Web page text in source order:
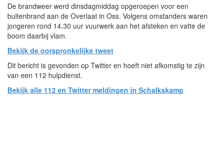
De brandweer werd dinsdagmiddag opgeroepen voor een
buitenbrand aan de Overlaat in Oss. Volgens omstanders waren
jongeren rond 14.30 uur vuurwerk aan het afsteken en vatte de
boom daarbij vlam.
Bekijk de oorspronkelijke tweet
Dit bericht is gevonden op Twitter en hoeft niet afkomstig te zijn
van een 112 hulpdienst.
Bekijk alle 112 en Twitter meldingen in Schalkskamp